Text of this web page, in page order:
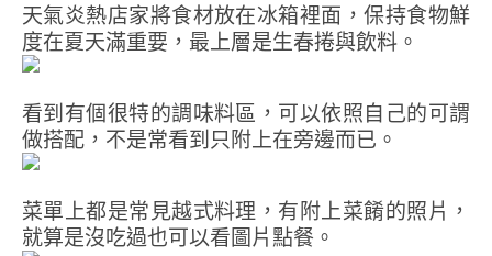
天氣炎熱店家將食材放在冰箱裡面，保持食物鮮
度在夏天滿重要，最上層是生春捲與飲料。
看到有個很特的調味料區，可以依照自己的可謂
做搭配，不是常看到只附上在旁邊而已。
菜單上都是常見越式料理，有附上菜餚的照片，
就算是沒吃過也可以看圖片點餐。